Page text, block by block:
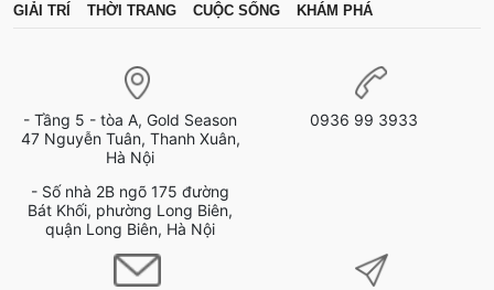
GIẢI TRÍ THỜI TRANG CUỘC SỐNG KHÁM PHÁ
- Tầng 5 - tòa A, Gold Season
47 Nguyễn Tuân, Thanh Xuân,
Hà Nội
- Số nhà 2B ngõ 175 đường
Bát Khối, phường Long Biên,
quận Long Biên, Hà Nội
0936 99 3933